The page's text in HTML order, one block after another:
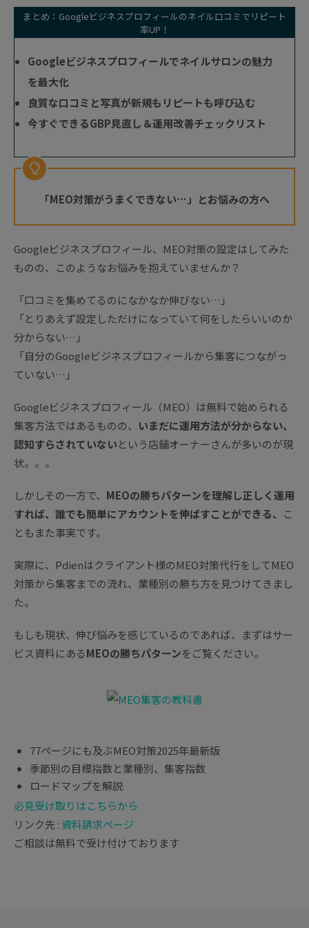
まとめ：Googleビジネスプロフィールのネイル口コミでリピート
率UP！
Googleビジネスプロフィールでネイルサロンの魅力
を最大化
良質な口コミと写真が新規もリピートも呼び込む
今すぐできるGBP見直し＆運用改善チェックリスト
「MEO対策がうまくできない…」とお悩みの方へ
Googleビジネスプロフィール、MEO対策の設定はしてみた
ものの、このようなお悩みを抱えていませんか？
「口コミを集めてるのになかなか伸びない…」
「とりあえず設定しただけになっていて何をしたらいいのか
分からない…」
「自分のGoogleビジネスプロフィールから集客につながっ
ていない…」
Googleビジネスプロフィール（MEO）は無料で始められる
集客方法ではあるものの、 いまだに運用方法が分からない、
認知すらされていないという店舗オーナーさんが多いのが現
状。。。
しかしその一方で、 MEOの勝ちパターンを理解し正しく運用
すれば、誰でも簡単にアカウントを伸ばすことができる、
こ
ともまた事実です。
実際に、Pdienはクライアント様のMEO対策代行をしてMEO
対策から集客までの流れ、業種別の勝ち方を見つけてきまし
た。
もしも現状、伸び悩みを感じているのであれば、まずはサー
ビス資料にあるMEOの勝ちパターンをご覧ください。
77ページにも及ぶMEO対策2025年最新版
季節別の目標指数と業種別、集客指数
ロードマップを解説
必見受け取りはこちらから
リンク先 : 資料請求ページ
ご相談は無料で受け付けております